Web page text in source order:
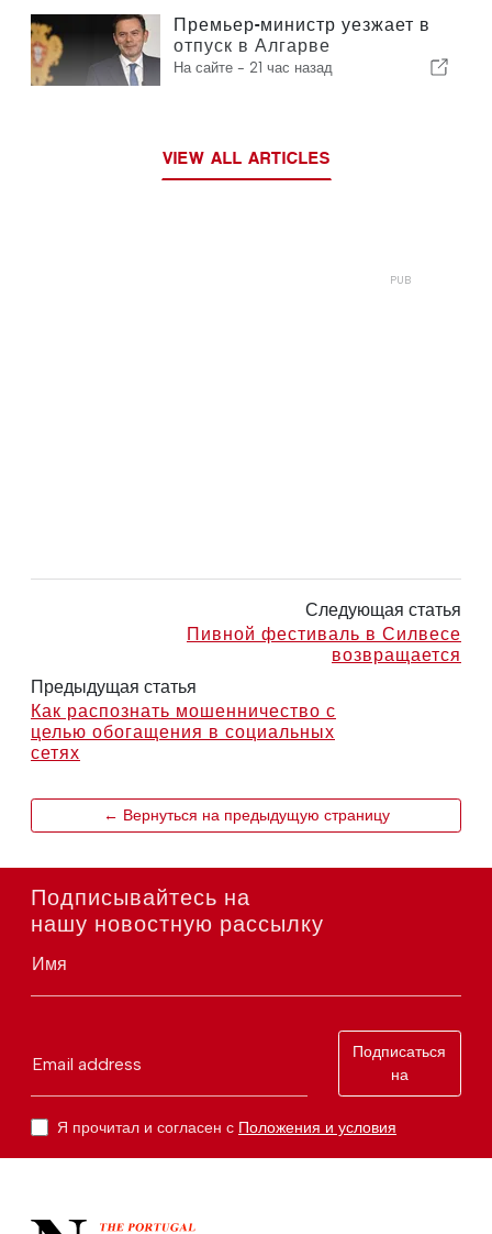
Премьер-министр уезжает в
отпуск в Алгарве
На сайте - 21 час назад
VIEW ALL ARTICLES
Следующая статья
Пивной фестиваль в Силвесе
возвращается
Предыдущая статья
Как распознать мошенничество с
целью обогащения в социальных
сетях
← Вернуться на предыдущую страницу
Подписывайтесь на
нашу новостную рассылку
Имя
Email address
Подписаться
на
Я прочитал и согласен с Положения и условия